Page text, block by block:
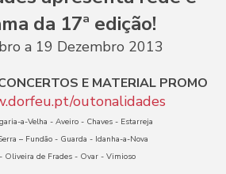
da 17ª edição!
a 19 Dezembro 2013
E MATERIAL PROMO
outonalidades
a-Velha - Aveiro - Chaves - Estarreja
– Fundão - Guarda - Idanha-a-Nova
Oliveira de Frades - Ovar - Vimioso